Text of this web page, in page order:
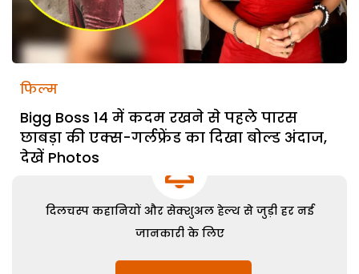
फिल्म
Bigg Boss 14 में कदम रखने से पहले पारस
छाबड़ा की एक्स-गर्लफ्रेंड का दिखा बोल्ड अंदाज,
देखें Photos
दिलचस्प कहानियों और सेक्शुअल हेल्थ से जुड़ी हर नई
जानकारी के लिए